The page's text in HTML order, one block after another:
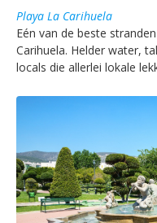
Playa La Carihuela
Eén van de beste
Carihuela. Helder water,
locals die allerlei lokale